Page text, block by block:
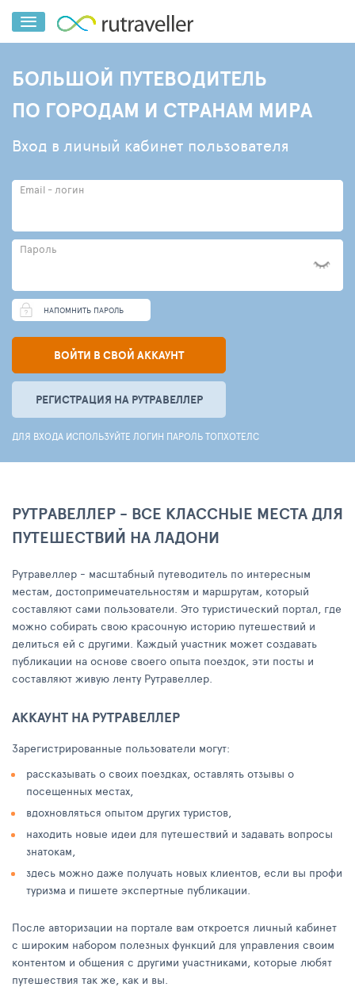
БОЛЬШОЙ ПУТЕВОДИТЕЛЬ
ПО ГОРОДАМ И СТРАНАМ МИРА
Вход в личный кабинет пользователя
Email - логин
Пароль
НАПОМНИТЬ ПАРОЛЬ
ВОЙТИ В СВОЙ АККАУНТ
РЕГИСТРАЦИЯ НА РУТРАВЕЛЛЕР
ДЛЯ ВХОДА ИСПОЛЬЗУЙТЕ ЛОГИН ПАРОЛЬ ТОПХОТЕЛС
РУТРАВЕЛЛЕР - ВСЕ КЛАССНЫЕ МЕСТА ДЛЯ
ПУТЕШЕСТВИЙ НА ЛАДОНИ
Рутравеллер - масштабный путеводитель по интересным
местам, достопримечательностям и маршрутам, который
составляют сами пользователи. Это туристический портал, где
можно собирать свою красочную историю путешествий и
делиться ей с другими. Каждый участник может создавать
публикации на основе своего опыта поездок, эти посты и
составляют живую ленту Рутравеллер.
АККАУНТ НА РУТРАВЕЛЛЕР
Зарегистрированные пользователи могут:
рассказывать о своих поездках, оставлять отзывы о
посещенных местах,
вдохновляться опытом других туристов,
находить новые идеи для путешествий и задавать вопросы
знатокам,
здесь можно даже получать новых клиентов, если вы профи
туризма и пишете экспертные публикации.
После авторизации на портале вам откроется личный кабинет
с широким набором полезных функций для управления своим
контентом и общения с другими участниками, которые любят
путешествия так же, как и вы.